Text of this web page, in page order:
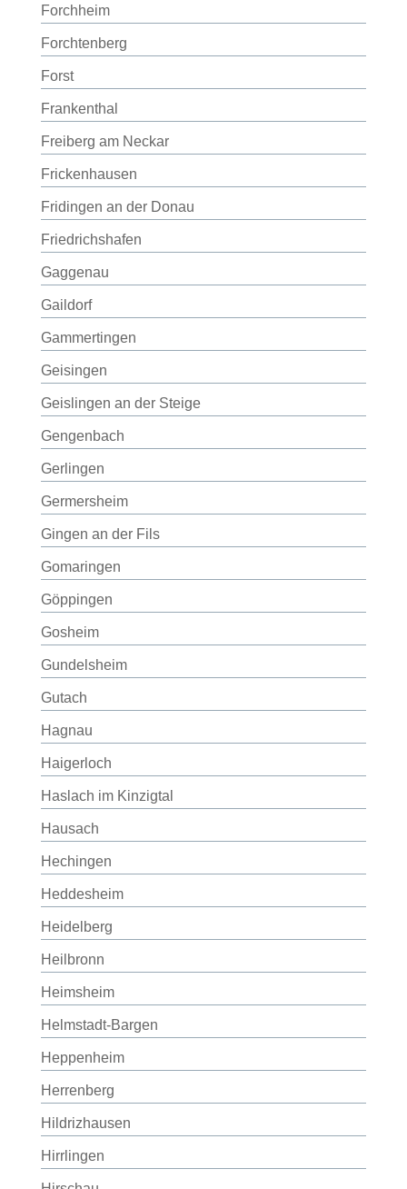
Forchheim
Forchtenberg
Forst
Frankenthal
Freiberg am Neckar
Frickenhausen
Fridingen an der Donau
Friedrichshafen
Gaggenau
Gaildorf
Gammertingen
Geisingen
Geislingen an der Steige
Gengenbach
Gerlingen
Germersheim
Gingen an der Fils
Gomaringen
Göppingen
Gosheim
Gundelsheim
Gutach
Hagnau
Haigerloch
Haslach im Kinzigtal
Hausach
Hechingen
Heddesheim
Heidelberg
Heilbronn
Heimsheim
Helmstadt-Bargen
Heppenheim
Herrenberg
Hildrizhausen
Hirrlingen